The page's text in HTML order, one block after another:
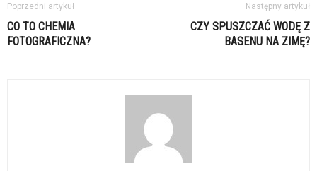
Poprzedni artykuł
CO TO CHEMIA
FOTOGRAFICZNA?
Następny artykuł
CZY SPUSZCZAĆ WODĘ Z
BASENU NA ZIMĘ?